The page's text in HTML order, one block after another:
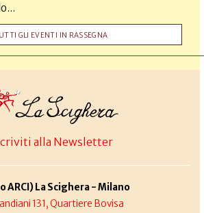
GLI EVENTI IN RASSEGNA
alla Newsletter
ARCI) La Scighera - Milano
131, Quartiere Bovisa